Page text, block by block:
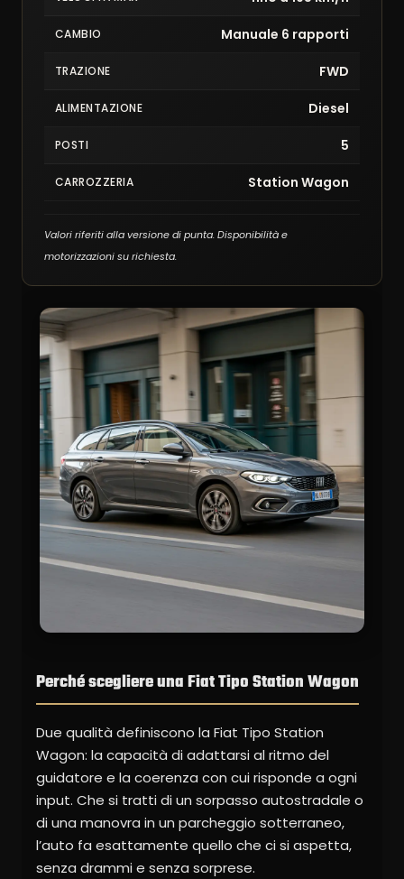
CAMBIO Manuale 6 rapporti
TRAZIONE FWD
ALIMENTAZIONE Diesel
POSTI 5
CARROZZERIA Station Wagon
Valori riferiti alla versione di punta. Disponibilità e
motorizzazioni su richiesta.
Perché scegliere una Fiat Tipo Station Wagon
Due qualità definiscono la Fiat Tipo Station
Wagon: la capacità di adattarsi al ritmo del
guidatore e la coerenza con cui risponde a ogni
input. Che si tratti di un sorpasso autostradale o
di una manovra in un parcheggio sotterraneo,
l’auto fa esattamente quello che ci si aspetta,
senza drammi e senza sorprese.